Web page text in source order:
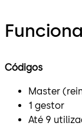
Códigos
Master
1 gestor
Até 9